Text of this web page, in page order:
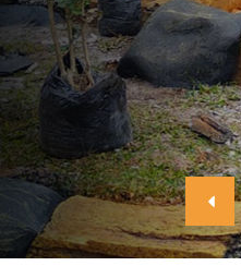
READ MORE